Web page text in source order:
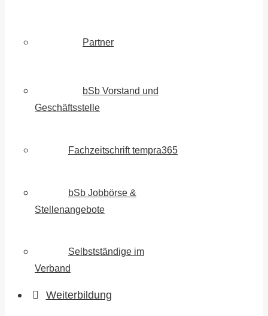
Partner
bSb Vorstand und
Geschäftsstelle
Fachzeitschrift tempra365
bSb Jobbörse &
Stellenangebote
Selbstständige im
Verband
Weiterbildung